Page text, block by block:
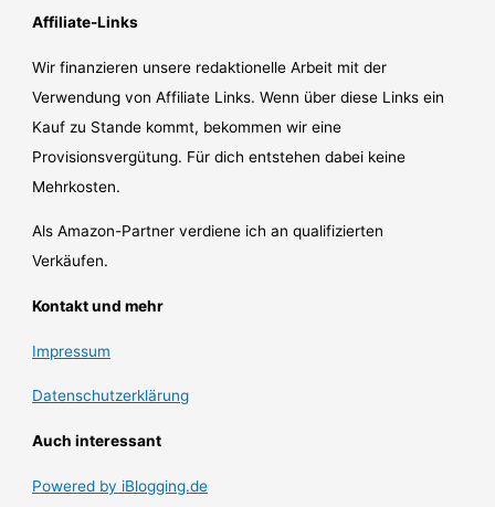
Affiliate-Links
Wir finanzieren unsere redaktionelle Arbeit mit der
Verwendung von Affiliate Links. Wenn über diese Links ein
Kauf zu Stande kommt, bekommen wir eine
Provisionsvergütung. Für dich entstehen dabei keine
Mehrkosten.
Als Amazon-Partner verdiene ich an qualifizierten
Verkäufen.
Kontakt und mehr
Impressum
Datenschutzerklärung
Auch interessant
Powered by iBlogging.de